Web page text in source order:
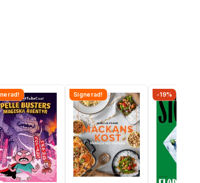
Signerad! -19%